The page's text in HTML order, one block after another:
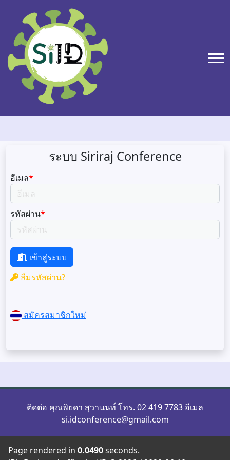
ระบบ Siriraj Conference
อีเมล*
รหัสผ่าน*
เข้าสู่ระบบ
ลืมรหัสผ่าน?
สมัครสมาชิกใหม่
ติดต่อ คุณพิยดา สุวานนท์ โทร. 02 419 7783 อีเมล
si.idconference@gmail.com
Page rendered in 0.0490seconds.